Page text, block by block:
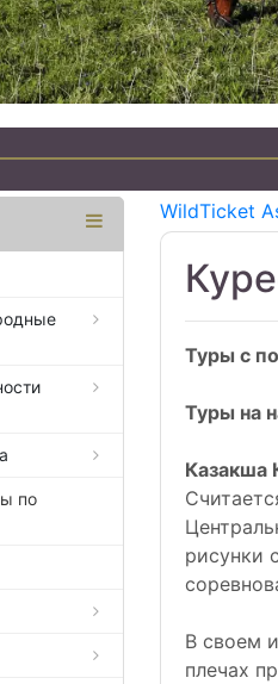
по
WildTicket
Туры с
Туры на
Казакша
рисунки
В своем
плечах